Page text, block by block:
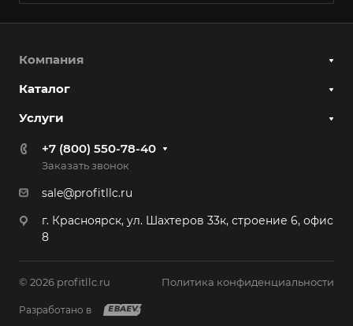
Компания
Каталог
Услуги
+7 (800) 550-78-40
Заказать звонок
sale@profitllc.ru
г. Красноярск, ул. Шахтеров 33к, строение 6, офис
8
© 2026 profitllc.ru Политика конфиденциальности
Разработано в